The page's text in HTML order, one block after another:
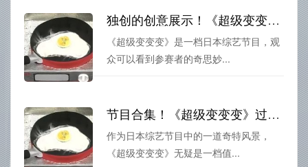
独创的创意展示！《超级变变变》视频全集携您一起出奇制胜
《超级变变变》是一档日本综艺节目，观
众可以看到参赛者的奇思妙...
节目合集！《超级变变变》过关斩将的经典精选盘点
作为日本综艺节目中的一道奇特风景，
《超级变变变》无疑是一档值...